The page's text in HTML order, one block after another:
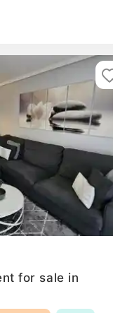
for sale in